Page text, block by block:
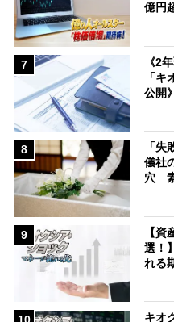
億円
7
《2
「
公開
8
「
儀社
穴
9
【
選！
れる
キオ